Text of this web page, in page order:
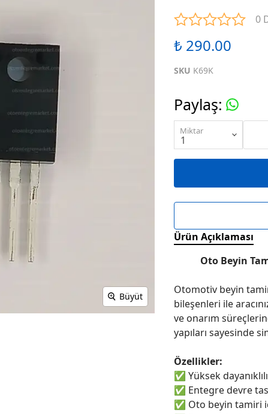
R SERİSİ ENTEGRELER
KARIŞIK SERİ ENTEGRELER
Büyüt
0
₺ 290.00
SKU K69K
Paylaş:
Miktar
Ürün Açıklaması
Oto Beyin
Otomotiv beyin
bileşenleri ile
ve onarım
yapıları sayesinde
Özellikler:
✅ Yüksek
✅ Entegre devre
✅ Oto beyin tamiri